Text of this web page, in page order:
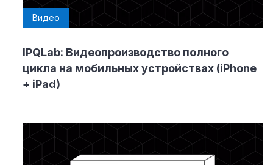
Видео
IPQLab: Видеопроизводство полного
цикла на мобильных устройствах (iPhone
+ iPad)